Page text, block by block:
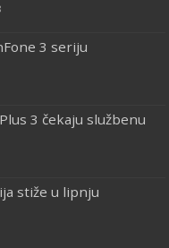
3 seriju
3 čekaju službenu
stiže u lipnju